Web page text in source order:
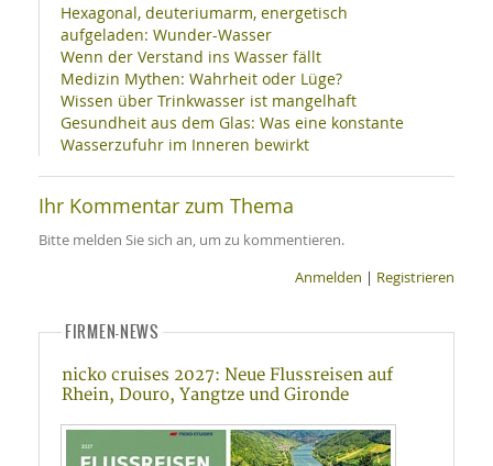
Hexagonal, deuteriumarm, energetisch
aufgeladen: Wunder-Wasser
Wenn der Verstand ins Wasser fällt
Medizin Mythen: Wahrheit oder Lüge?
Wissen über Trinkwasser ist mangelhaft
Gesundheit aus dem Glas: Was eine konstante
Wasserzufuhr im Inneren bewirkt
Ihr Kommentar zum Thema
Bitte melden Sie sich an, um zu kommentieren.
Anmelden | Registrieren
FIRMEN-NEWS
nicko cruises 2027: Neue Flussreisen auf
Rhein, Douro, Yangtze und Gironde